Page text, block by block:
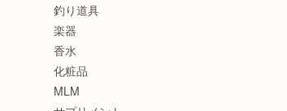
釣り道具
楽器
香水
化粧品
MLM